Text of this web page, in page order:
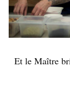
Et le Maître